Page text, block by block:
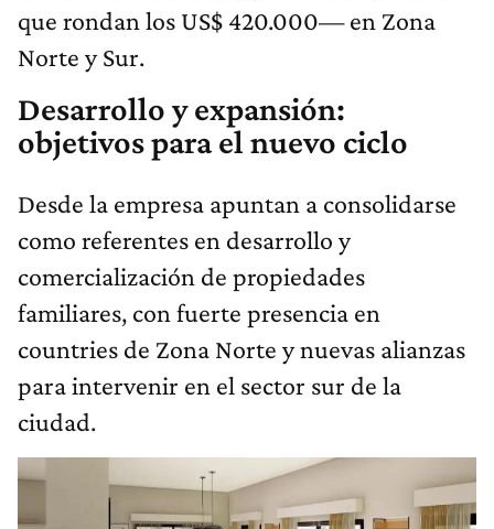
que rondan los US$ 420.000— en Zona
Norte y Sur.
Desarrollo y expansión:
objetivos para el nuevo ciclo
Desde la empresa apuntan a consolidarse
como referentes en desarrollo y
comercialización de propiedades
familiares, con fuerte presencia en
countries de Zona Norte y nuevas alianzas
para intervenir en el sector sur de la
ciudad.